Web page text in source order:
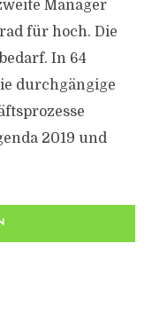
Manager
für hoch. Die
In 64
durchgängige
2019 und